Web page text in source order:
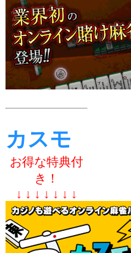
カスモ
お得な特典付
き！
↓ ↓ ↓ ↓ ↓ ↓ ↓